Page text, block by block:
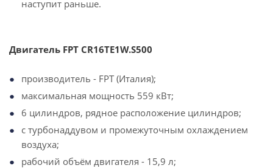
наступит раньше.
Двигатель FPT CR16TE1W.S500
производитель - FPT (Италия);
максимальная мощность 559 кВт;
6 цилиндров, рядное расположение цилиндров;
с турбонаддувом и промежуточным охлаждением
воздуха;
рабочий объём двигателя - 15,9 л;